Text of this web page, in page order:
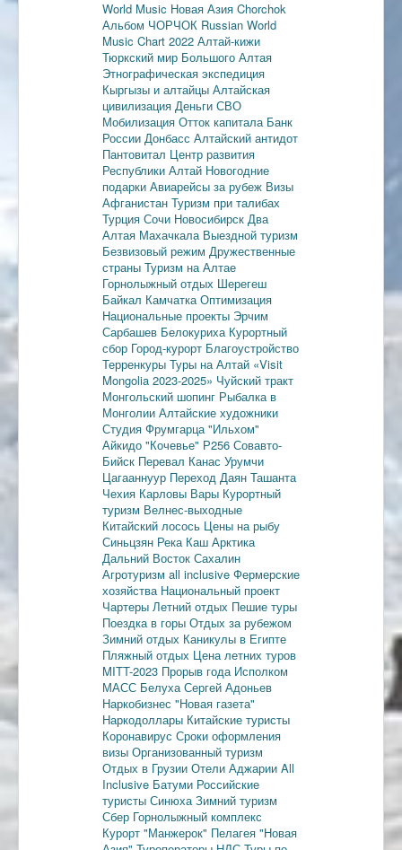
World Music Новая Азия Chorchok
Альбом ЧОРЧОК Russian World
Music Chart 2022 Алтай-кижи
Тюркский мир Большого Алтая
Этнографическая экспедиция
Кыргызы и алтайцы Алтайская
цивилизация Деньги СВО
Мобилизация Отток капитала Банк
России Донбасс Алтайский антидот
Пантовитал Центр развития
Республики Алтай Новогодние
подарки Авиарейсы за рубеж Визы
Афганистан Туризм при талибах
Турция Сочи Новосибирск Два
Алтая Махачкала Выездной туризм
Безвизовый режим Дружественные
страны Туризм на Алтае
Горнолыжный отдых Шерегеш
Байкал Камчатка Оптимизация
Национальные проекты Эрчим
Сарбашев Белокуриха Курортный
сбор Город-курорт Благоустройство
Терренкуры Туры на Алтай «Visit
Mongolia 2023-2025» Чуйский тракт
Монгольский шопинг Рыбалка в
Монголии Алтайские художники
Студия Фрумгарца "Ильхом"
Айкидо "Кочевье" Р256 Совавто-
Бийск Перевал Канас Урумчи
Цагааннуур Переход Даян Ташанта
Чехия Карловы Вары Курортный
туризм Велнес-выходные
Китайский лосось Цены на рыбу
Синьцзян Река Каш Арктика
Дальний Восток Сахалин
Агротуризм all inclusive Фермерские
хозяйства Национальный проект
Чартеры Летний отдых Пешие туры
Поездка в горы Отдых за рубежом
Зимний отдых Каникулы в Египте
Пляжный отдых Цена летних туров
MITT-2023 Прорыв года Исполком
МАСС Белуха Сергей Адоньев
Наркобизнес "Новая газета"
Наркодоллары Китайские туристы
Коронавирус Сроки оформления
визы Организованный туризм
Отдых в Грузии Отели Аджарии All
Inclusive Батуми Российские
туристы Синюха Зимний туризм
Сбер Горнолыжный комплекс
Курорт "Манжерок" Пелагея "Новая